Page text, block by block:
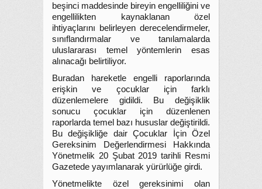
beşinci maddesinde bireyin engelliliğini ve
engellilikten kaynaklanan özel
ihtiyaçlarını belirleyen derecelendirmeler,
sınıflandırmalar ve tanılamalarda
uluslararası temel yöntemlerin esas
alınacağı belirtiliyor.
Buradan hareketle engelli raporlarında
erişkin ve çocuklar için farklı
düzenlemelere gidildi. Bu değişiklik
sonucu çocuklar için düzenlenen
raporlarda temel bazı hususlar değiştirildi.
Bu değişikliğe dair Çocuklar İçin Özel
Gereksinim Değerlendirmesi Hakkında
Yönetmelik 20 Şubat 2019 tarihli Resmi
Gazetede yayımlanarak yürürlüğe girdi.
Yönetmelikte özel gereksinimi olan